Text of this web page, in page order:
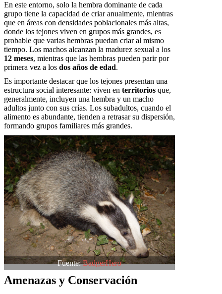
En este entorno, solo la hembra dominante de cada
grupo tiene la capacidad de criar anualmente, mientras
que en áreas con densidades poblacionales más altas,
donde los tejones viven en grupos más grandes, es
probable que varias hembras puedan criar al mismo
tiempo. Los machos alcanzan la madurez sexual a los
12 meses, mientras que las hembras pueden parir por
primera vez a los dos años de edad.
Es importante destacar que los tejones presentan una
estructura social interesante: viven en territorios que,
generalmente, incluyen una hembra y un macho
adultos junto con sus crías. Los subadultos, cuando el
alimento es abundante, tienden a retrasar su dispersión,
formando grupos familiares más grandes.
Fuente:BadgerHero
Amenazas y Conservación